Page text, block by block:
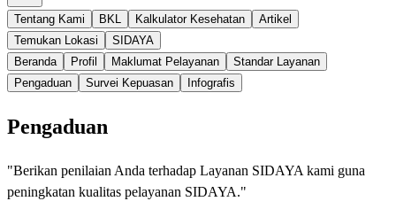
Tentang Kami BKL Kalkulator Kesehatan
Artikel
Temukan Lokasi
SIDAYA
Beranda
Profil Maklumat Pelayanan
Standar Layanan
Pengaduan
Survei Kepuasan Infografis
Pengaduan
"Berikan penilaian Anda terhadap Layanan SIDAYA kami guna
peningkatan kualitas pelayanan SIDAYA."